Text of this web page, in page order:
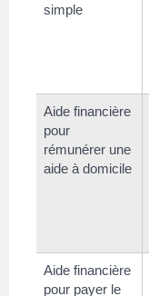
simple
Aide financière
pour
rémunérer une
aide à domicile
Aide financière
pour payer le